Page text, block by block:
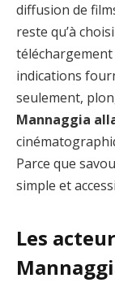
diffusion de
reste qu’à
téléchargement
indications
seulement,
Mannaggia
Parce que
simple et
Les